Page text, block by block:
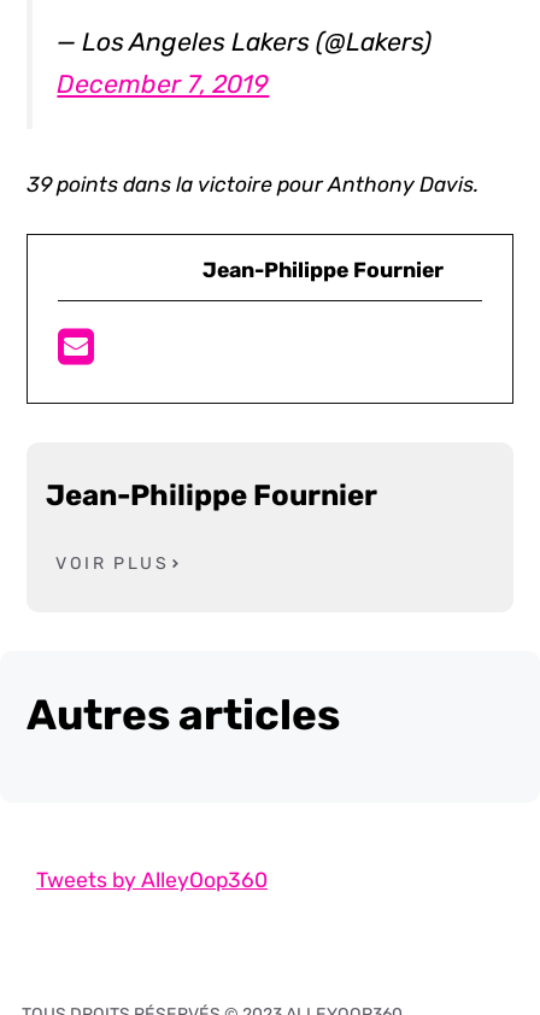
— Los Angeles Lakers (@Lakers)
December 7, 2019
39 points dans la victoire pour Anthony Davis.
Jean-Philippe Fournier
Jean-Philippe Fournier
VOIR PLUS
Autres articles
Tweets by AlleyOop360